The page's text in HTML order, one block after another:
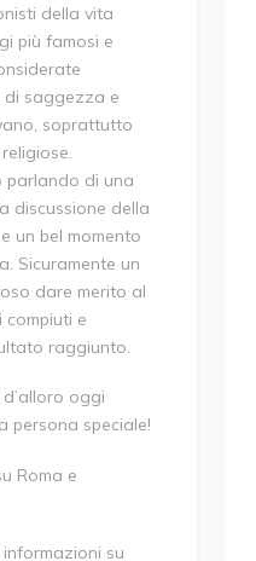
della vita
più famosi e
saggezza e
soprattutto
parlando di una
discussione della
un bel momento
Sicuramente un
dare merito al
e
raggiunto.
oggi
persona speciale!
Roma e
su